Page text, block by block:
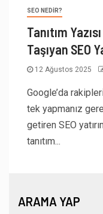
SEO NEDIR?
Tanıtım
Taşıyan SEO
12 Ağustos 2025
Google’da
tek yapmanız
getiren SEO
tanıtım...
ARAMA YAP